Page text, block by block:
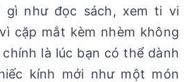
gì như đọc sách, xem ti vi
cặp mắt kèm nhèm không
là lúc bạn có thể dành
kính mới như một món